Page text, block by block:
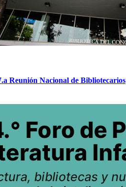
Reunión Nacional de Bibliotecarios